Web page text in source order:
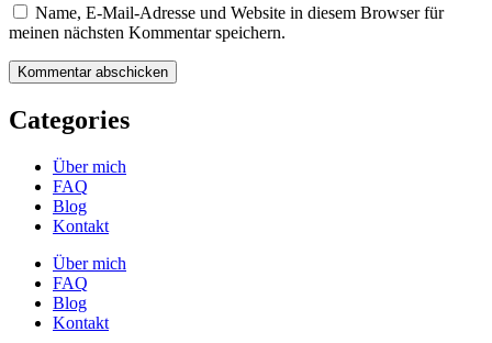
Name, E-Mail-Adresse und Website in diesem Browser für
meinen nächsten Kommentar speichern.
Categories
Über mich
FAQ
Blog
Kontakt
Über mich
FAQ
Blog
Kontakt